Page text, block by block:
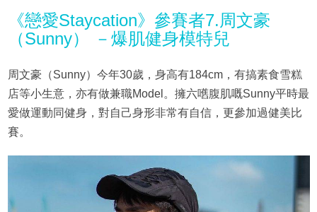
《戀愛Staycation》參賽者7.周文豪
（Sunny） －爆肌健身模特兒
周文豪（Sunny）今年30歲，身高有184cm，有搞素食雪糕
店等小生意，亦有做兼職Model。擁六嚿腹肌嘅Sunny平時最
愛做運動同健身，對自己身形非常有自信，更參加過健美比
賽。